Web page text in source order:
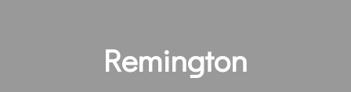
Remington